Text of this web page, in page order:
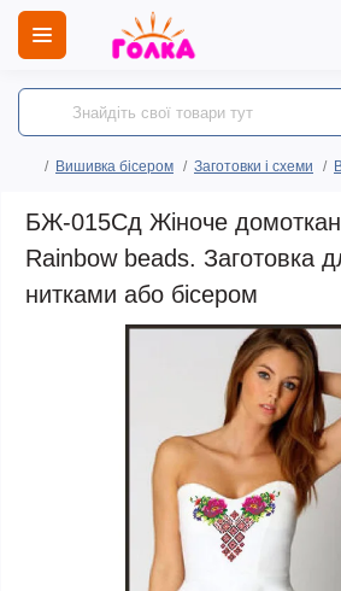
Вишивка бісером Заготовки і схеми
БЖ-015Сд Жіноче
Rainbow beads. Заготовка
нитками або бісером